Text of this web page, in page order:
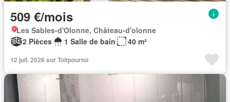
509 €/mois
Les Sables-d'Olonne, Château-d'olonne
2 Pièces
1 Salle de bain 40 m²
12 juil. 2026 sur Toitpourtoi